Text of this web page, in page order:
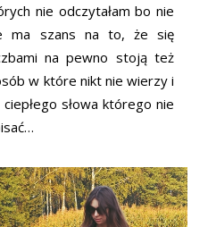
nie odczytałam bo nie
ma szans na to, że się
na pewno stoją też
w które nikt nie wierzy i
słowa którego nie